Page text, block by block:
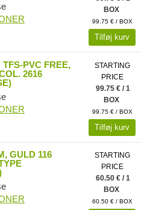
BOX
99.75 € / BOX
Tilføj kurv
PVC FREE,
2616
STARTING
PRICE
99.75 € / 1
BOX
99.75 € / BOX
Tilføj kurv
GULD 116
STARTING
PRICE
60.50 € / 1
BOX
60.50 € / BOX